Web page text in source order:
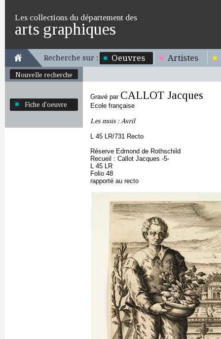
Les collections du département des
arts graphiques
Recherche sur : Oeuvres Artistes
Nouvelle recherche
Fiche d'oeuvre
Gravé par CALLOT Jacques
Ecole française
Les mois : Avril
L 45 LR/731 Recto
Réserve Edmond de Rothschild
Recueil : Callot Jacques -5-
L 45 LR
Folio 48
rapporté au recto